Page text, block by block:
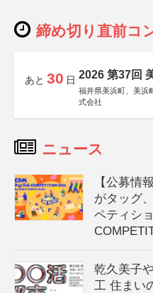
締め切り直前コ
あと 30 日 2026 第37回
福井県美浜町、美浜
式会社
ニュース
【公募情
がタッグ
ペティシ
乾久美子
工 住まい